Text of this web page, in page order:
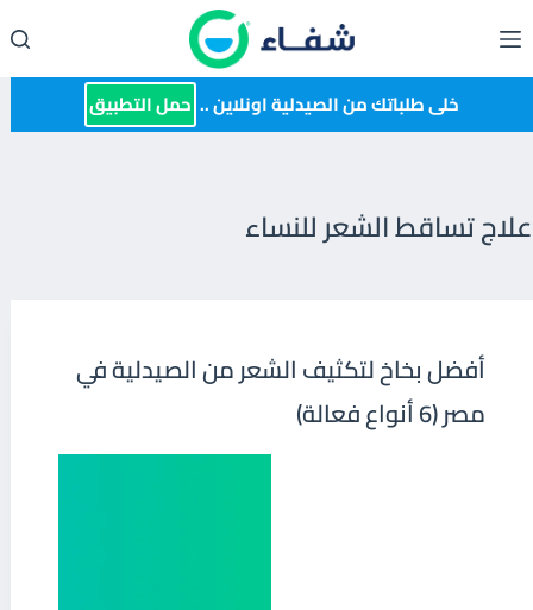
إلى
المحتوى خلى طلباتك من الصيدلية اونلاين .. حمل التطبيق
علاج تساقط الشعر للنساء
أفضل بخاخ لتكثيف الشعر من الصيدلية في
مصر (6 أنواع فعالة)